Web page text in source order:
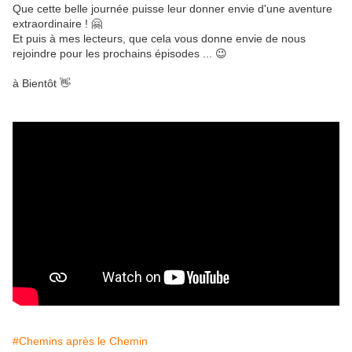
Que cette belle journée puisse leur donner envie d'une aventure
extraordinaire ! 🤗
Et puis à mes lecteurs, que cela vous donne envie de nous
rejoindre pour les prochains épisodes ... 😉
à Bientôt 👋
#Chemins après le Chemin